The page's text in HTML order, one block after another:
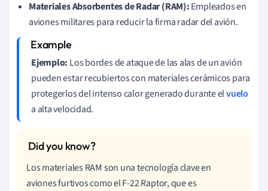
Materiales Absorbentes de Radar (RAM):Empleados en
aviones militares para reducir la firma radar del avión.
Ejemplo: Los bordes de ataque de las alas de un avión
pueden estar recubiertos con materiales cerámicos para
protegerlos del intenso calor generado durante elvuelo
a alta velocidad.
Los materiales RAM son una tecnología clave en
aviones furtivos como el F-22 Raptor, que es